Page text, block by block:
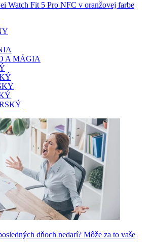
Watch Fit 5 Pro NFC v oranžovej farbe
A MÁGIA
dňoch nedarí? Môže za to vaše